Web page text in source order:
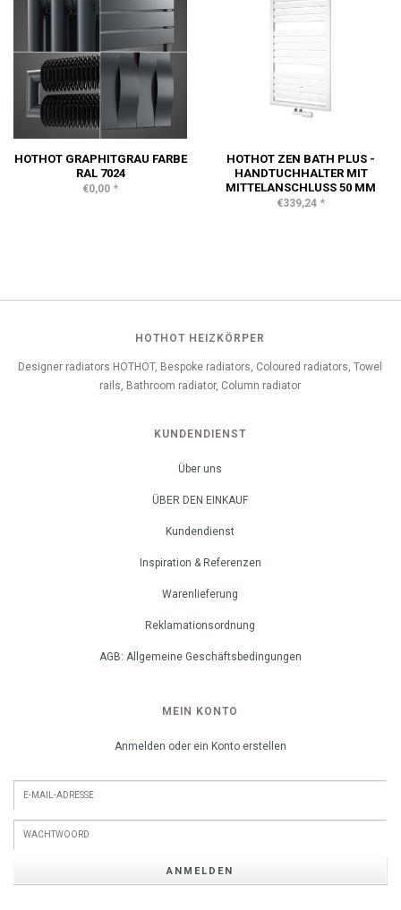
HOTHOT GRAPHITGRAU FARBE
RAL 7024
€0,00 *
HOTHOT ZEN BATH PLUS -
HANDTUCHHALTER MIT
MITTELANSCHLUSS 50 MM
€339,24 *
HOTHOT HEIZKÖRPER
Designer radiators HOTHOT, Bespoke radiators, Coloured radiators, Towel
rails, Bathroom radiator, Column radiator
KUNDENDIENST
Über uns
ÜBER DEN EINKAUF
Kundendienst
Inspiration & Referenzen
Warenlieferung
Reklamationsordnung
AGB: Allgemeine Geschäftsbedingungen
MEIN KONTO
Anmelden oder ein Konto erstellen
ANMELDEN